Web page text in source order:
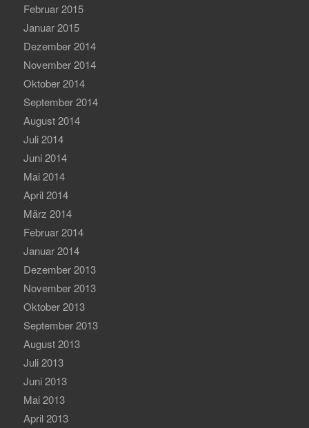
Februar 2015
Januar 2015
Dezember 2014
November 2014
Oktober 2014
September 2014
August 2014
Juli 2014
Juni 2014
Mai 2014
April 2014
März 2014
Februar 2014
Januar 2014
Dezember 2013
November 2013
Oktober 2013
September 2013
August 2013
Juli 2013
Juni 2013
Mai 2013
April 2013